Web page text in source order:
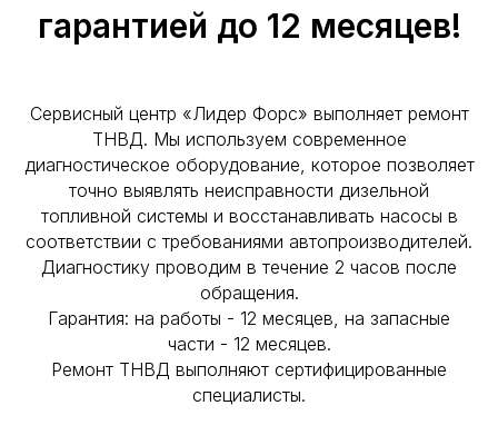
гарантией до 12 месяцев!
Сервисный центр «Лидер Форс» выполняет ремонт
ТНВД. Мы используем современное
диагностическое оборудование, которое позволяет
точно выявлять неисправности дизельной
топливной системы и восстанавливать насосы в
соответствии с требованиями автопроизводителей.
Диагностику проводим в течение 2 часов после
обращения.
Гарантия: на работы - 12 месяцев, на запасные
части - 12 месяцев.
Ремонт ТНВД выполняют сертифицированные
специалисты.